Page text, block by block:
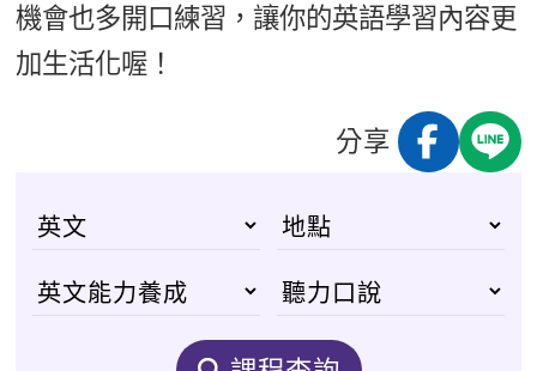
機會也多開口練習，讓你的英語學習內容更
加生活化喔！
分享